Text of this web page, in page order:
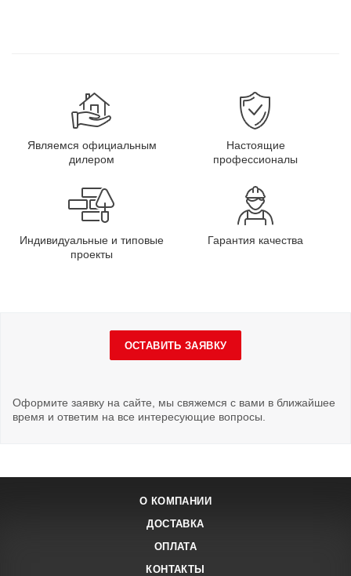
Являемся официальным
дилером
Настоящие
профессионалы
Индивидуальные и типовые
проекты
Гарантия качества
ОСТАВИТЬ ЗАЯВКУ
Оформите заявку на сайте, мы свяжемся с вами в ближайшее
время и ответим на все интересующие вопросы.
О КОМПАНИИ
ДОСТАВКА
ОПЛАТА
КОНТАКТЫ